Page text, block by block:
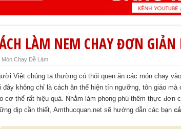
LÀM NEM CHAY ĐƠN
Món Chay Dễ Làm
Việt chúng ta thường có thói quen ăn các món chay
đây không chỉ là cách ăn thể hiện tín ngưỡng, tôn giáo
cơ thể rất hiệu quả. Nhằm làm phong phú thêm thực đơn
dịp cần thiết, Amthucquan.net sẽ hướng dẫn các bạn